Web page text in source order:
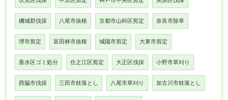
磯城郡伐採 八尾市抜根 京都市山科区剪定 奈良市除草
堺市剪定 富田林市抜根 城陽市剪定 大東市剪定
垂水区ゴミ処分 住之江区剪定 大正区伐採 小野市草刈り
西脇市伐採 三田市枝落とし 八尾市草刈り 加古川市枝落とし